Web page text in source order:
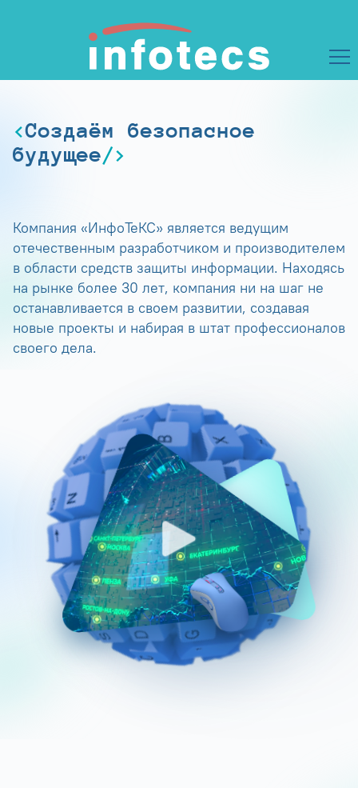
Создаём безопасное
будущее
Компания «ИнфоТеКС» является ведущим
отечественным разработчиком и производителем
в области средств защиты информации. Находясь
на рынке более 30 лет, компания ни на шаг не
останавливается в своем развитии, создавая
новые проекты и набирая в штат профессионалов
своего дела.